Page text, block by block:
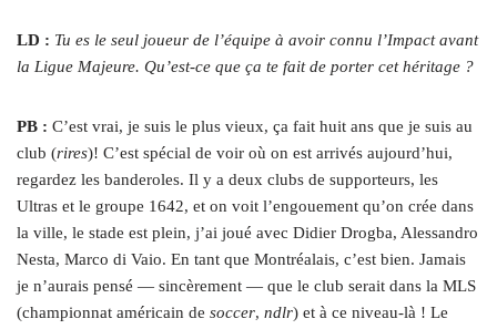
LD : Tu es le seul joueur de l’équipe à avoir connu l’Impact avant
la Ligue Majeure. Qu’est-ce que ça te fait de porter cet héritage ?
PB : C’est vrai, je suis le plus vieux, ça fait huit ans que je suis au
club (rires)! C’est spécial de voir où on est arrivés aujourd’hui,
regardez les banderoles. Il y a deux clubs de supporteurs, les
Ultras et le groupe 1642, et on voit l’engouement qu’on crée dans
la ville, le stade est plein, j’ai joué avec Didier Drogba, Alessandro
Nesta, Marco di Vaio. En tant que Montréalais, c’est bien. Jamais
je n’aurais pensé — sincèrement — que le club serait dans la MLS
(championnat américain de soccer, ndlr) et à ce niveau-là ! Le